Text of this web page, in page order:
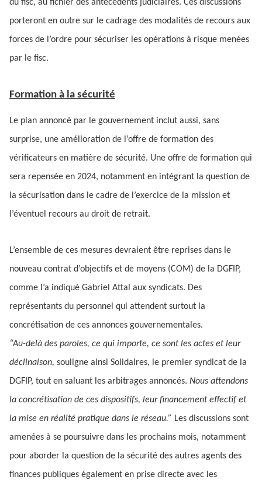
du fisc, au fichier des antécédents judiciaires. Ces discussions
porteront en outre sur le cadrage des modalités de recours aux
forces de l’ordre pour sécuriser les opérations à risque menées
par le fisc.
Formation à la sécurité
Le plan annoncé par le gouvernement inclut aussi, sans
surprise, une amélioration de l’offre de formation des
vérificateurs en matière de sécurité. Une offre de formation qui
sera repensée en 2024, notamment en intégrant la question de
la sécurisation dans le cadre de l’exercice de la mission et
l’éventuel recours au droit de retrait.
L’ensemble de ces mesures devraient être reprises dans le
nouveau contrat d’objectifs et de moyens (COM) de la DGFIP,
comme l’a indiqué Gabriel Attal aux syndicats. Des
représentants du personnel qui attendent surtout la
concrétisation de ces annonces gouvernementales.
“Au-delà des paroles, ce qui importe, ce sont les actes et leur
déclinaison, souligne ainsi Solidaires, le premier syndicat de la
DGFIP, tout en saluant les arbitrages annoncés. Nous attendons
la concrétisation de ces dispositifs, leur financement effectif et
la mise en réalité pratique dans le réseau.” Les discussions sont
amenées à se poursuivre dans les prochains mois, notamment
pour aborder la question de la sécurité des autres agents des
finances publiques également en prise directe avec les